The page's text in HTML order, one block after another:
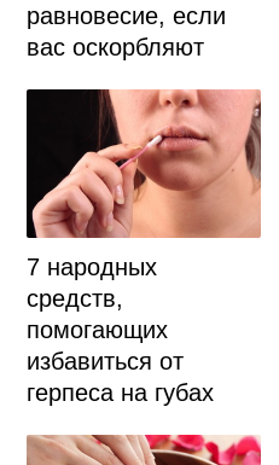
равновесие, если
вас оскорбляют
7 народных
средств,
помогающих
избавиться от
герпеса на губах